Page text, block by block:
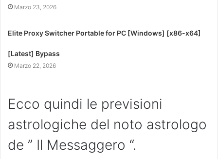
Marzo 23, 2026
Elite Proxy Switcher Portable for PC [Windows] [x86-x64]
[Latest] Bypass
Marzo 22, 2026
Ecco quindi le previsioni
astrologiche del noto astrologo
de ” Il Messaggero “.